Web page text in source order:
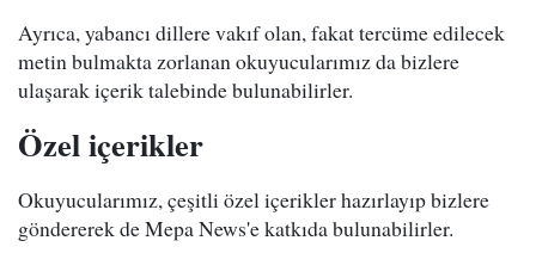
Ayrıca, yabancı dillere vakıf olan, fakat tercüme edilecek
metin bulmakta zorlanan okuyucularımız da bizlere
ulaşarak içerik talebinde bulunabilirler.
Özel içerikler
Okuyucularımız, çeşitli özel içerikler hazırlayıp bizlere
göndererek de Mepa News'e katkıda bulunabilirler.